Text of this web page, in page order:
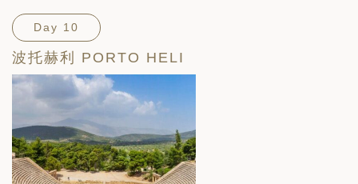
Day 10
波托赫利 PORTO HELI